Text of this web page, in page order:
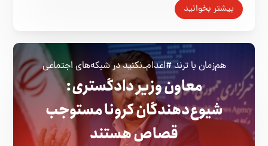
بیشتر بخوانید
هم‌زمان با ترند #اعدام_نکنید در شبکه‌های اجتماعی
معاون وزیر دادگستری:
شیوع‌دهندگان کرونا مستوجب
قصاص هستند